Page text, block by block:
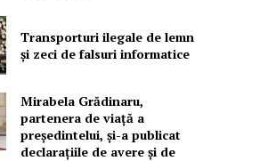
Transporturi ilegale de lemn
și zeci de falsuri informatice
Mirabela Grădinaru,
partenera de viață a
președintelui, și-a publicat
declarațiile de avere și de